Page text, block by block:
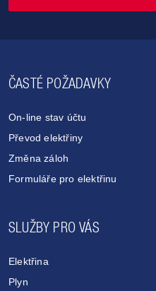
ČASTÉ POŽADAVKY
On-line stav účtu
Převod elektřiny
Změna záloh
Formuláře pro elektřinu
SLUŽBY PRO VÁS
Elektřina
Plyn